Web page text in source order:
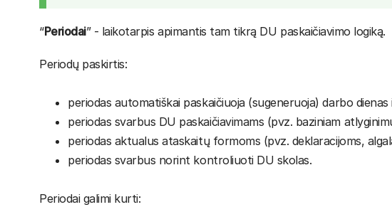
“Periodai” - laikotarpis apimantis tam tikrą DU paskaičiavimo logiką.
Periodų paskirtis:
periodas automatiškai paskaičiuoja (sugeneruoja) darbo
periodas svarbus DU paskaičiavimams (pvz. baziniam
periodas aktualus ataskaitų formoms (pvz. deklaracijoms,
periodas svarbus norint kontroliuoti DU skolas.
Periodai galimi kurti: